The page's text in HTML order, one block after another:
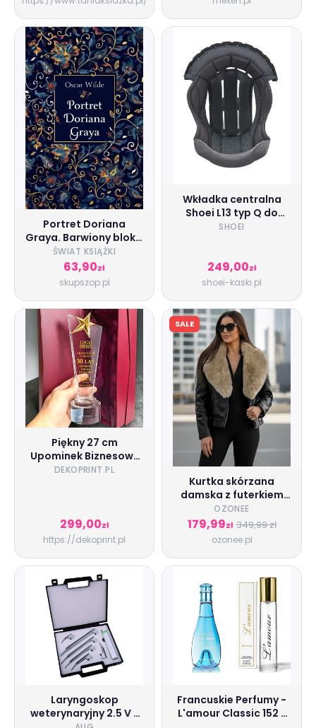
Planowanie realizacji
procesów
transportowych
Portret Doriana
Graya. Barwiony blok -
Oscar Wilde - książka
ŚWIAT KSIĄŻKI
63,90zł
skupszop.pl
Wkładka centralna
Shoei L13 typ Q do
kasku Neotec 3, GT-Air
SHOEI
249,00zł
shoei-kaski.pl
Piękny 27 cm
Upominek Biznesowy
Prezent dla Szefa
Działalności Odejście
na Emeryturę
DEKOPRINT.PL
299,00zł
https://dekoprint.pl
SALE
Kurtka skórzana
damska z futerkiem
czarno-beżowa
OZONEE
JS/61M8508/392BZ
OZONEE
179,99zł 349,99 zł
ozonee.pl
Laryngoskop
weterynaryjny 2.5 V z
Francuskie Perfumy -
L'amour Classic 152 z